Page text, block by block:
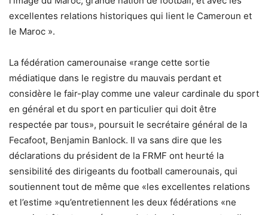
excellentes relations historiques qui lient le Cameroun et
le Maroc ».
La fédération camerounaise «range cette sortie
médiatique dans le registre du mauvais perdant et
considère le fair-play comme une valeur cardinale du sport
en général et du sport en particulier qui doit être
respectée par tous», poursuit le secrétaire général de la
Fecafoot, Benjamin Banlock. Il va sans dire que les
déclarations du président de la FRMF ont heurté la
sensibilité des dirigeants du football camerounais, qui
soutiennent tout de même que «les excellentes relations
et l’estime »qu’entretiennent les deux fédérations «ne